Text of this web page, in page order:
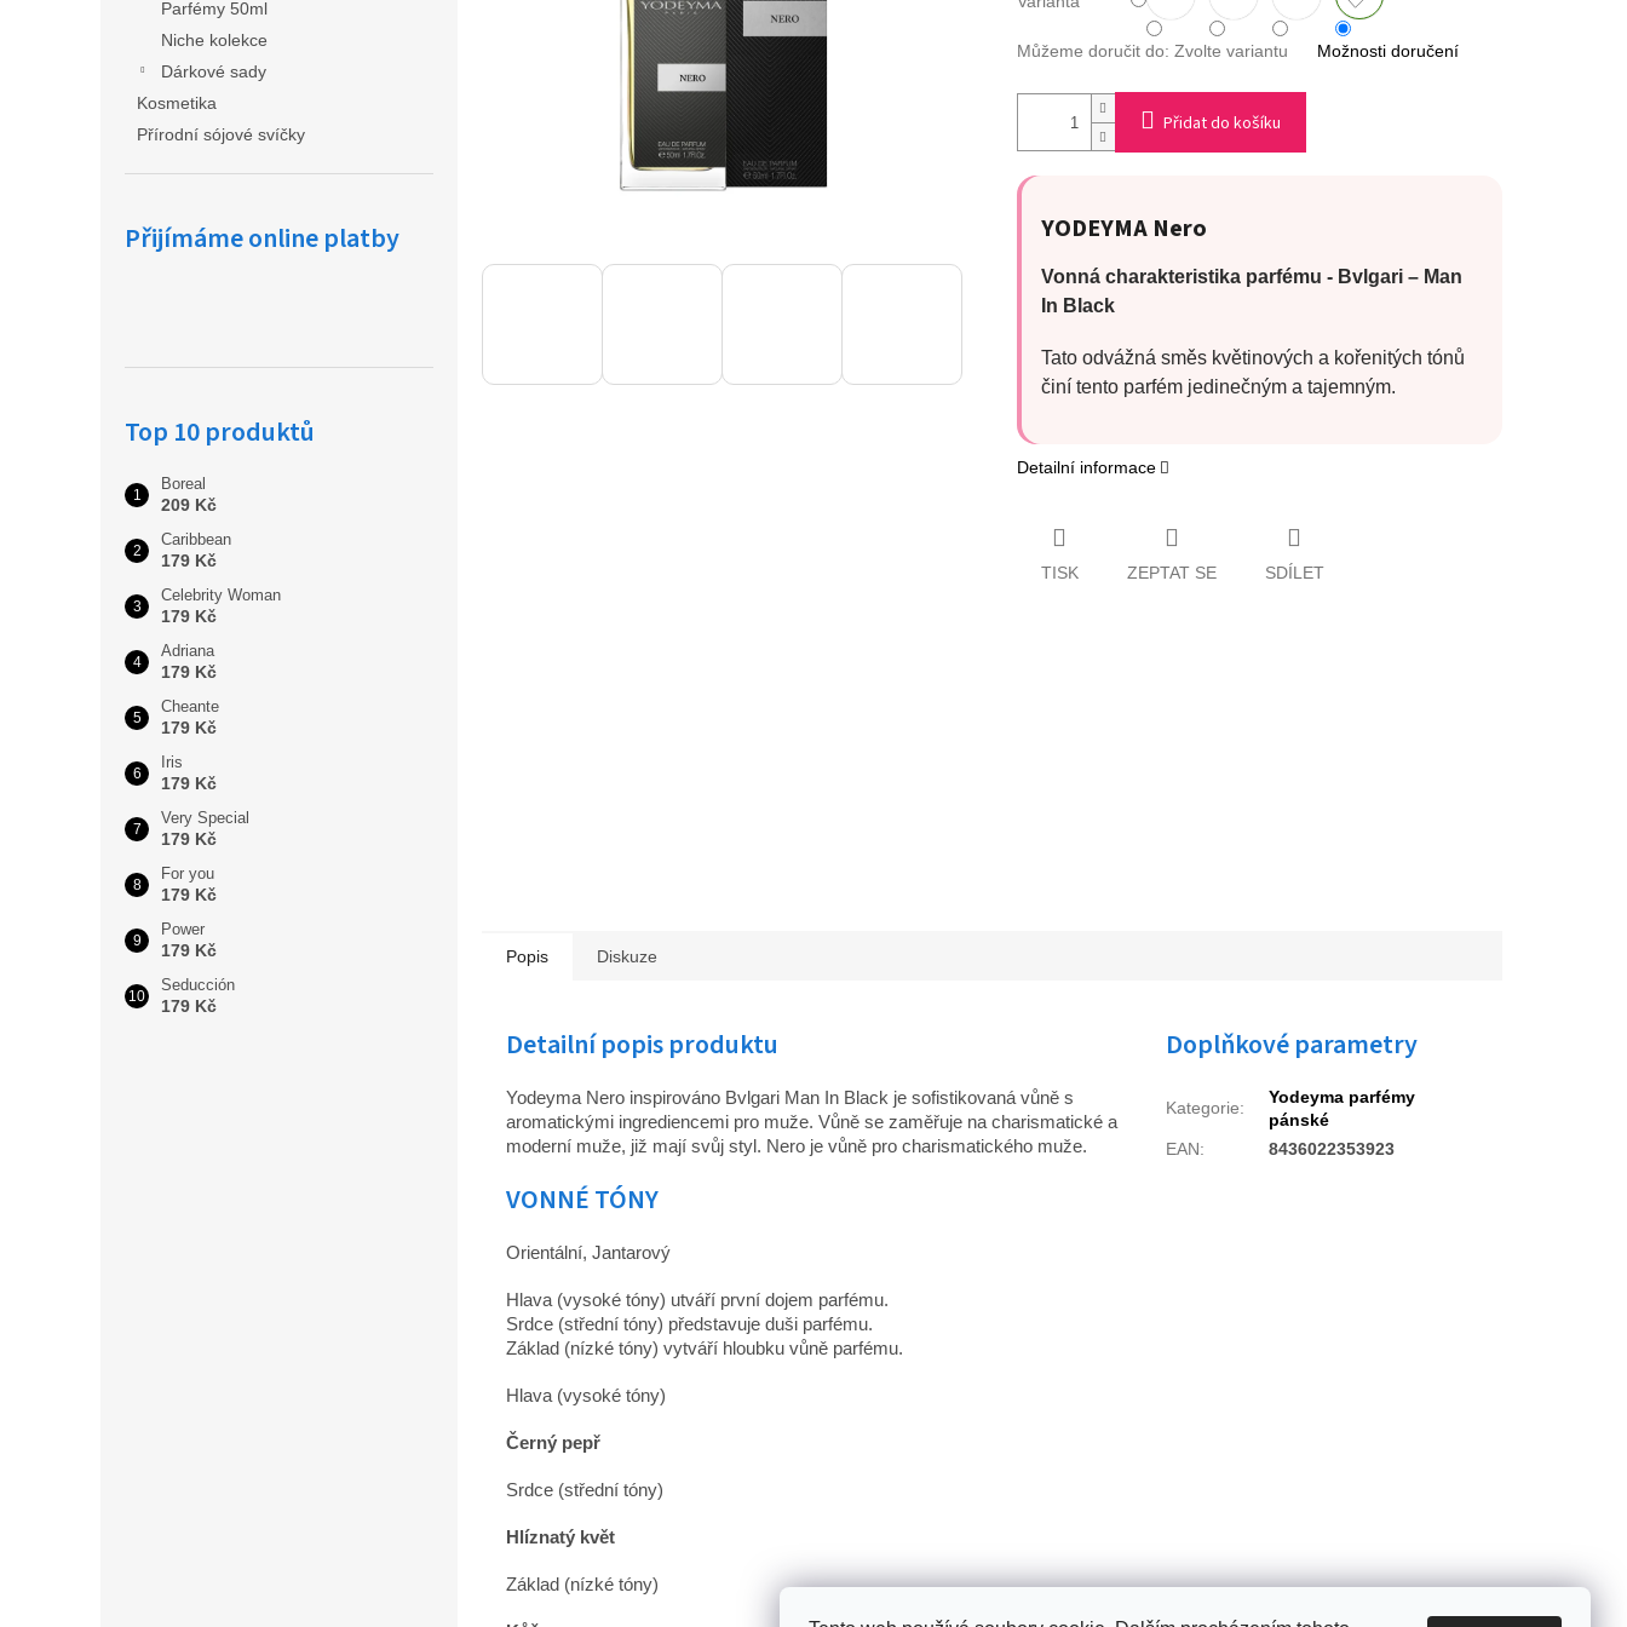
Parfémy 50ml
Niche kolekce
Dárkové sady
Kosmetika
Přírodní sójové svíčky
Přijímáme online platby
Top 10 produktů
Boreal
209 Kč
Caribbean
179 Kč
Celebrity Woman
179 Kč
Adriana
179 Kč
Cheante
179 Kč
Iris
179 Kč
Very Special
179 Kč
For you
179 Kč
Power
179 Kč
Seducción
179 Kč
Můžeme doručit do: Zvolte variantu Možnosti doručení
Přidat do košíku
YODEYMA Nero
Vonná charakteristika parfému - Bvlgari – Man
In Black
Tato odvážná směs květinových a kořenitých tónů
činí tento parfém jedinečným a tajemným.
Detailní informace
TISK ZEPTAT SE SDÍLET
Popis Diskuze
Detailní popis produktu
Yodeyma Nero inspirováno Bvlgari Man In Black je sofistikovaná vůně s
aromatickými ingrediencemi pro muže. Vůně se zaměřuje na charismatické a
moderní muže, již mají svůj styl. Nero je vůně pro charismatického muže.
VONNÉ TÓNY
Orientální, Jantarový
Hlava (vysoké tóny) utváří první dojem parfému.
Srdce (střední tóny) představuje duši parfému.
Základ (nízké tóny) vytváří hloubku vůně parfému.
Hlava (vysoké tóny)
Černý pepř
Srdce (střední tóny)
Hlíznatý květ
Základ (nízké tóny)
Doplňkové parametry
Kategorie:
Yodeyma parfémy
pánské
EAN: 8436022353923